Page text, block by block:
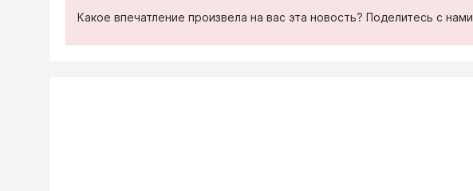
Какое впечатление произвела на вас эта новость? Поделитесь с нами